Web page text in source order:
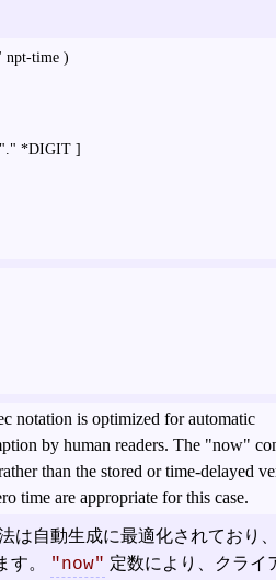
npt-time )
"." *DIGIT ]
notation is optimized for automatic
by human readers. The "now"
than the stored or time-delayed
time are appropriate for this case.
は自動生成に最適化されており、
す。 "now" 定数により、クライ